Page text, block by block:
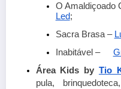
O Amaldiçoado
Led;
Sacra Brasa –
Inabitável –
Área Kids by Tio
pula,